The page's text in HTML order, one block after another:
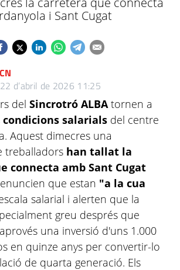
i Sant Cugat
22 d’abril de 2026 11:25
del Sincrotró ALBAtornen a
condicions salarials del centre
Aquest dimecres una
treballadors han tallat la
connecta amb Sant Cugat
que estan "a la cua
salarial i alerten que la
greu després que
una inversió d'uns 1.000
en quinze anys per convertir-lo
de quarta generació. Els